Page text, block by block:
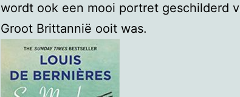
wordt ook een mooi portret geschilderd
Groot Brittannië ooit was.